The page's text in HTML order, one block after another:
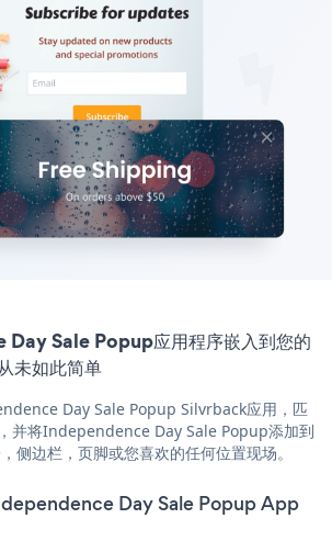
Sale Popup应用程序嵌入到您的
未如此简单
Day Sale Popup Silvrback应用，匹
并将Independence Day Sale Popup添加到
侧边栏，页脚或您喜欢的任何位置现场。
Day Sale Popup App